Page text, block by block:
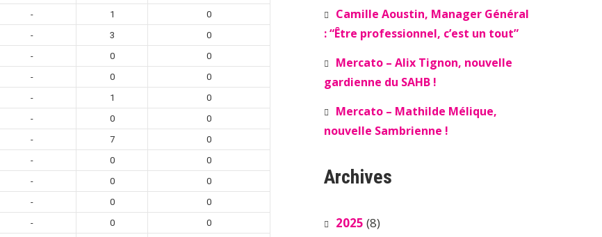
- 1
0
- 3
0
- 0
0
- 0
0
- 1
0
- 0
0
- 7
0
- 0
0
- 0
0
- 0
0
- 0
0
Camille Aoustin, Manager Général
: “Être professionnel, c’est un tout”
Mercato – Alix Tignon, nouvelle
gardienne du SAHB !
Mercato – Mathilde Mélique,
nouvelle Sambrienne !
Archives
2025 (8)